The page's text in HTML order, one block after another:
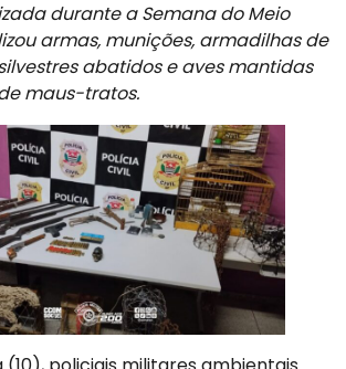
durante a Semana do Meio
armas, munições, armadilhas de
abatidos e aves mantidas
maus-tratos.